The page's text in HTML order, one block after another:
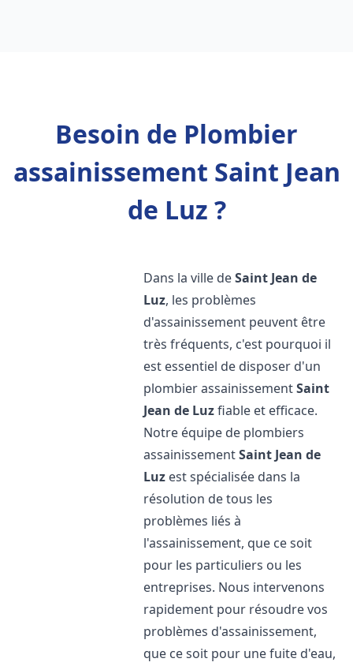
Besoin de Plombier
assainissement Saint Jean
de Luz ?
Dans la ville deSaint Jean de
Luz, les problèmes
d'assainissement peuvent être
très fréquents, c'est pourquoi il
est essentiel de disposer d'un
plombier assainissementSaint
Jean de Luzfiable et efficace.
Notre équipe de plombiers
assainissementSaint Jean de
Luz est spécialisée dans la
résolution de tous les
problèmes liés à
l'assainissement, que ce soit
pour les particuliers ou les
entreprises. Nous intervenons
rapidement pour résoudre vos
problèmes d'assainissement,
que ce soit pour une fuite d'eau,